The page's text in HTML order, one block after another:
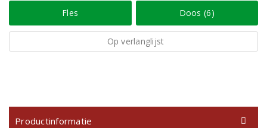
Fles Doos (6)
Op verlanglijst
Productinformatie